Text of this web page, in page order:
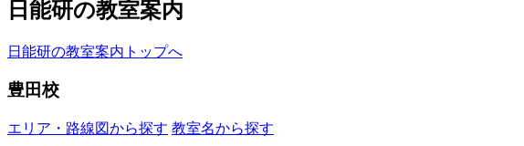
日能研の教室案内
日能研の教室案内トップへ
豊田校
エリア・路線図から探す 教室名から探す